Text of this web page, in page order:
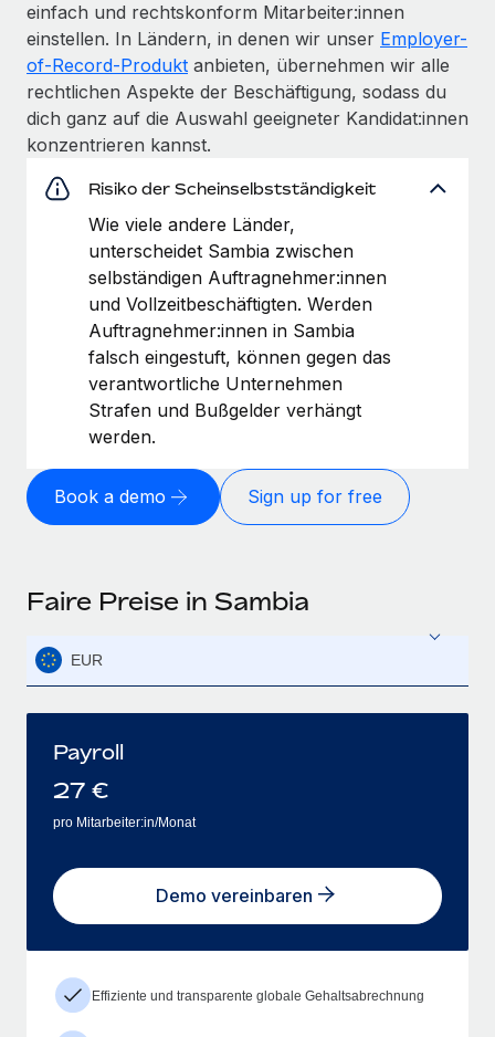
einfach und rechtskonform Mitarbeiter:innen
einstellen. In Ländern, in denen wir unser Employer-
of-Record-Produkt anbieten, übernehmen wir alle
rechtlichen Aspekte der Beschäftigung, sodass du
dich ganz auf die Auswahl geeigneter Kandidat:innen
konzentrieren kannst.
Risiko der Scheinselbstständigkeit
Wie viele andere Länder,
unterscheidet Sambia zwischen
selbständigen Auftragnehmer:innen
und Vollzeitbeschäftigten. Werden
Auftragnehmer:innen in Sambia
falsch eingestuft, können gegen das
verantwortliche Unternehmen
Strafen und Bußgelder verhängt
werden.
Book a demo Sign up for free
Faire Preise in Sambia
EUR
Payroll
27 €
pro Mitarbeiter:in/Monat
Demo vereinbaren
Effiziente und transparente globale Gehaltsabrechnung